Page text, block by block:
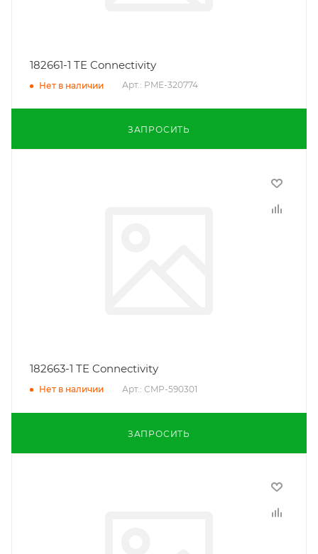
182661-1 TE Connectivity
Нет в наличии Арт.: PME-320774
ЗАПРОСИТЬ
182663-1 TE Connectivity
Нет в наличии Арт.: CMP-590301
ЗАПРОСИТЬ